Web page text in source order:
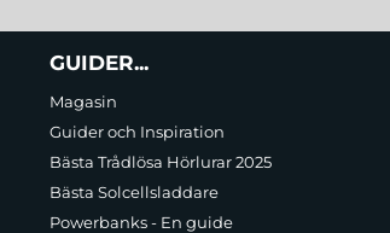
GUIDER...
Magasin
Guider och Inspiration
Bästa Trådlösa Hörlurar 2025
Bästa Solcellsladdare
Powerbanks - En guide